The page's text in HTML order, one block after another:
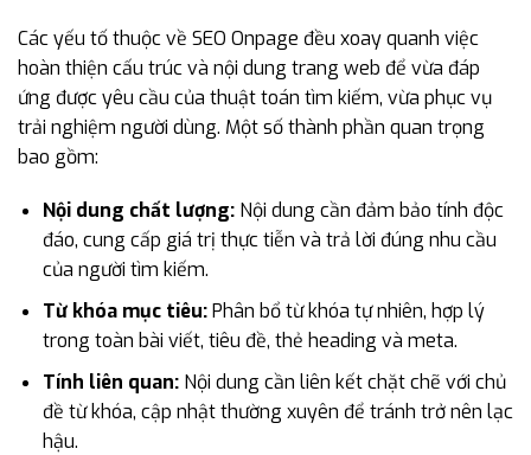
Các yếu tố thuộc về SEO Onpage đều xoay quanh việc
hoàn thiện cấu trúc và nội dung trang web để vừa đáp
ứng được yêu cầu của thuật toán tìm kiếm, vừa phục vụ
trải nghiệm người dùng. Một số thành phần quan trọng
bao gồm:
Nội dung chất lượng:Nội dung cần đảm bảo tính độc
đáo, cung cấp giá trị thực tiễn và trả lời đúng nhu cầu
của người tìm kiếm.
Từ khóa mục tiêu:Phân bổ từ khóa tự nhiên, hợp lý
trong toàn bài viết, tiêu đề, thẻ heading và meta.
Tính liên quan:Nội dung cần liên kết chặt chẽ với chủ
đề từ khóa, cập nhật thường xuyên để tránh trở nên lạc
hậu.